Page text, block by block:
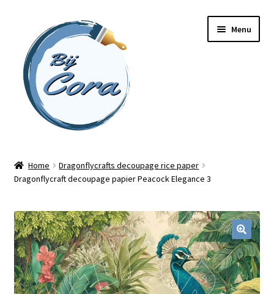
naar
navigatie
inhoud
Menu
Workshops
Online cursussen
Shop
Blog / DIY / Tutorials
Home
Dragonflycrafts decoupage rice paper
Dragonflycraft decoupage papier Peacock Elegance 3